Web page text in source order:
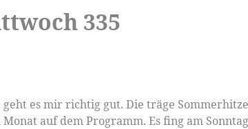
335
es mir richtig gut. Die träge
auf dem Programm. Es fing am Sonntag